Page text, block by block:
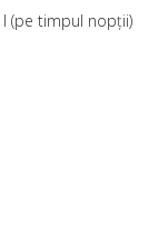
I (pe timpul nopții)